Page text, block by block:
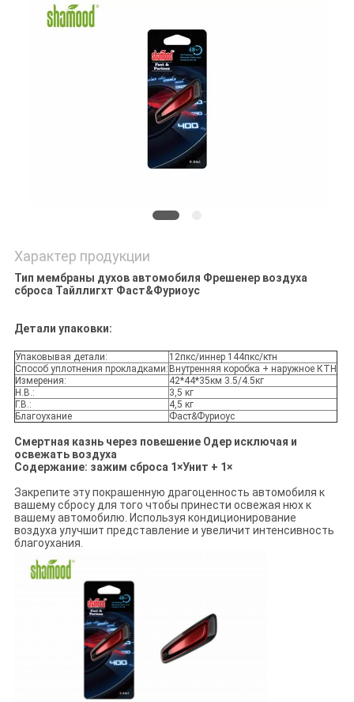
Характер продукции
Тип мембраны духов автомобиля Фрешенер воздуха
сброса Тайллигхт Фаст&Фуриоус
Детали упаковки:
Упаковывая детали:
12пкс/иннер 144пкс/ктн
Способ уплотнения прокладками: Внутренняя коробка + наружное КТН
Измерения:
42*44*35км 3.5/4.5кг
Н.В.:
3,5 кг
Г.В.:
4,5 кг
Благоухание
Фаст&Фуриоус
Смертная казнь через повешение Одер исключая и
освежать воздуха
Содержание: зажим сброса 1×Унит + 1×
Закрепите эту покрашенную драгоценность автомобиля к
вашему сбросу для того чтобы принести освежая нюх к
вашему автомобилю. Используя кондиционирование
воздуха улучшит представление и увеличит интенсивность
благоухания.